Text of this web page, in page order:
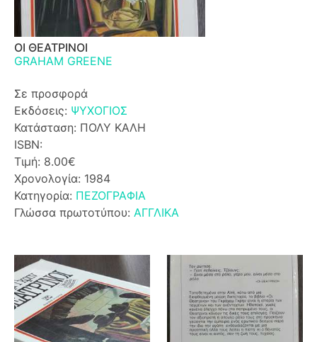
ΟΙ ΘΕΑΤΡΙΝΟΙ
GRAHAM GREENE
Σε προσφορά
Εκδόσεις: ΨΥΧΟΓΙΟΣ
Κατάσταση: ΠΟΛΥ ΚΑΛΗ
ISBN:
Τιμή: 8.00€
Χρονολογία: 1984
Κατηγορία: ΠΕΖΟΓΡΑΦΙΑ
Γλώσσα πρωτοτύπου: ΑΓΓΛΙΚΑ